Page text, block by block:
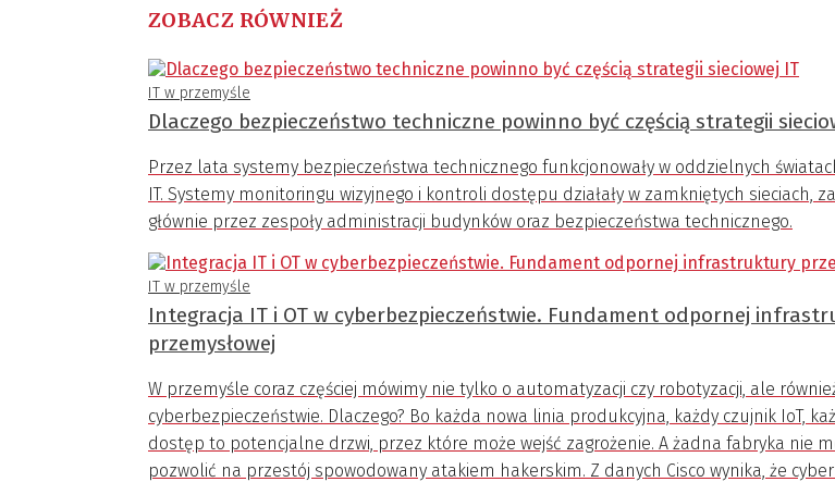
ZOBACZ RÓWNIEŻ
IT w przemyśle
Dlaczego bezpieczeństwo techniczne powinno być częścią strategii
Przez lata systemy bezpieczeństwa technicznego funkcjonowały w oddzielnych
IT. Systemy monitoringu wizyjnego i kontroli dostępu działały w zamkniętych sieciach,
głównie przez zespoły administracji budynków oraz bezpieczeństwa technicznego.
IT w przemyśle
Integracja IT i OT w cyberbezpieczeństwie. Fundament odpornej
przemysłowej
W przemyśle coraz częściej mówimy nie tylko o automatyzacji czy robotyzacji, ale
cyberbezpieczeństwie. Dlaczego? Bo każda nowa linia produkcyjna, każdy czujnik IoT,
dostęp to potencjalne drzwi, przez które może wejść zagrożenie. A żadna fabryka nie
pozwolić na przestój spowodowany atakiem hakerskim. Z danych Cisco wynika, że